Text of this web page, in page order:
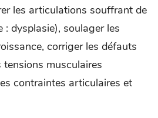
les articulations souffrant de
: dysplasie), soulager les
corriger les défauts
tensions musculaires
contraintes articulaires et